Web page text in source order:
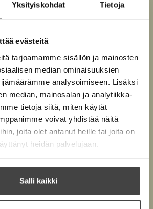
Yksityiskohdat Tietoja
evästeitä
tarjoamamme sisällön ja mainosten
median ominaisuuksien
analysoimiseen. Lisäksi
median, mainosalan ja analytiikka-
tietoja siitä, miten käytät
voivat yhdistää näitä
joita olet antanut heille tai joita on
heidän palvelujaan.
Salli kaikki